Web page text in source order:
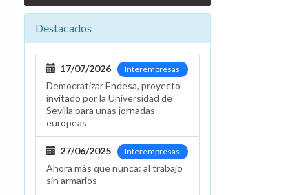
Destacados
Interempresas
17/07/2026
Democratizar Endesa, proyecto
invitado por la Universidad de
Sevilla para unas jornadas
europeas
Interempresas
27/06/2025
Ahora más que nunca: al trabajo
sin armarios